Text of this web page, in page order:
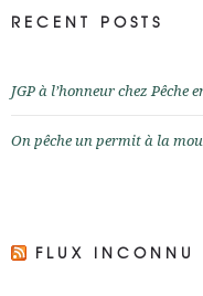
RECENT POSTS
JGP à l’honneur chez Pêche
On pêche un permit à la
FLUX INCONNU